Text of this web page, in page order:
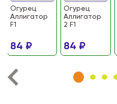
Огурец
Аллигатор
F1
84 ₽
Огурец
Аллигатор
2 F1
84 ₽